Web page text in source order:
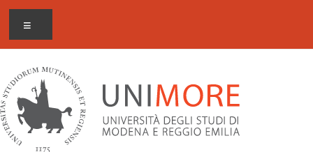
Salta
contenuto
Occupational Medicine